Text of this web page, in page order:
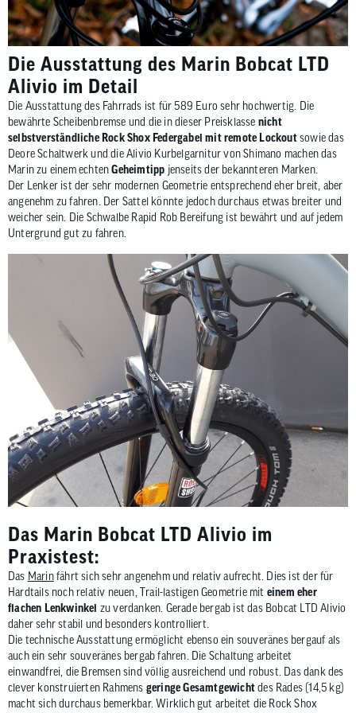
Die Ausstattung des Marin Bobcat LTD
Alivio im Detail
Die Ausstattung des Fahrrads ist für 589 Euro sehr hochwertig. Die
bewährte Scheibenbremse und die in dieser Preisklasse nicht
selbstverständliche Rock Shox Federgabel mit remote Lockoutsowie das
Deore Schaltwerk und die Alivio Kurbelgarnitur von Shimano machen das
Marin zu einem echtenGeheimtipp jenseits der bekannteren Marken.
Der Lenker ist der sehr modernen Geometrie entsprechend eher breit, aber
angenehm zu fahren. Der Sattel könnte jedoch durchaus etwas breiter und
weicher sein. Die Schwalbe Rapid Rob Bereifung ist bewährt und auf jedem
Untergrund gut zu fahren.
Das Marin Bobcat LTD Alivio im
Praxistest:
Das Marinfährt sich sehr angenehm und relativ aufrecht. Dies ist der für
Hardtails noch relativ neuen, Trail-lastigen Geometrie mit einem eher
flachen Lenkwinkel zu verdanken. Gerade bergab ist das Bobcat LTD Alivio
daher sehr stabil und besonders kontrolliert.
Die technische Ausstattung ermöglicht ebenso ein souveränes bergauf als
auch ein sehr souveränes bergab fahren. Die Schaltung arbeitet
einwandfrei, die Bremsen sind völlig ausreichend und robust. Das dank des
clever konstruierten Rahmens geringe Gesamtgewichtdes Rades (14,5 kg)
macht sich durchaus bemerkbar. Wirklich gut arbeitet die Rock Shox